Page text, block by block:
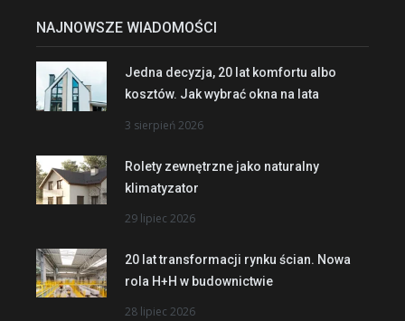
NAJNOWSZE WIADOMOŚCI
Jedna decyzja, 20 lat komfortu albo
kosztów. Jak wybrać okna na lata
3 sierpień 2026
Rolety zewnętrzne jako naturalny
klimatyzator
29 lipiec 2026
20 lat transformacji rynku ścian. Nowa
rola H+H w budownictwie
28 lipiec 2026